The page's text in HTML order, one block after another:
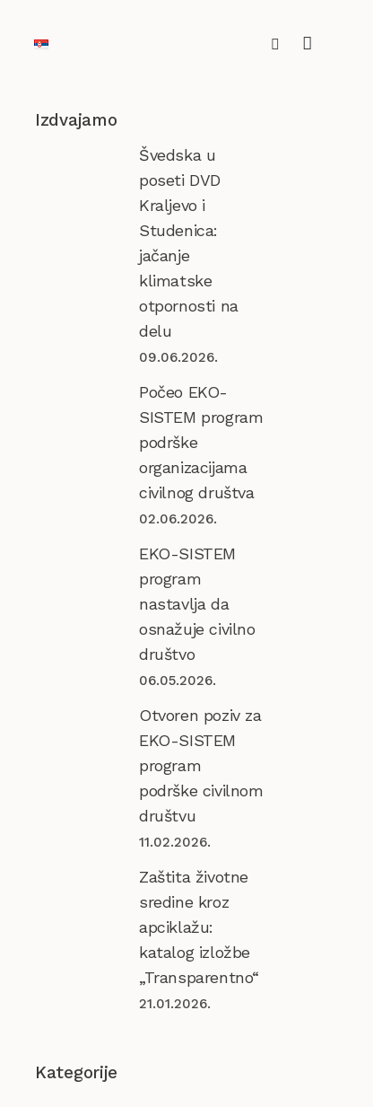
Izdvajamo
Švedska u
poseti DVD
Kraljevo i
Studenica:
jačanje
klimatske
otpornosti na
delu
09.06.2026.
Počeo EKO-
SISTEM program
podrške
organizacijama
civilnog društva
02.06.2026.
EKO-SISTEM
program
nastavlja da
osnažuje civilno
društvo
06.05.2026.
Otvoren poziv za
EKO-SISTEM
program
podrške civilnom
društvu
11.02.2026.
Zaštita životne
sredine kroz
apciklažu:
katalog izložbe
„Transparentno“
21.01.2026.
Kategorije